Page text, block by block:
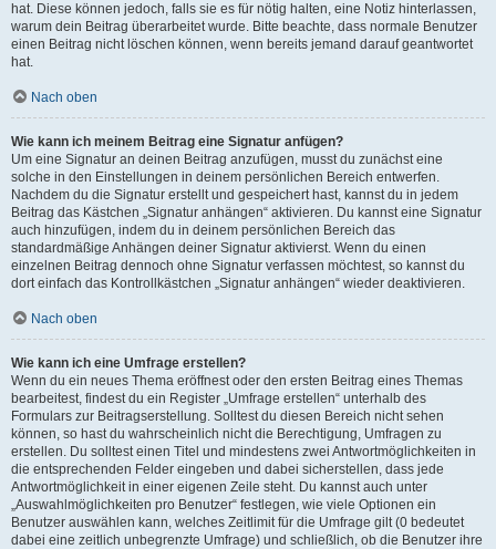
hat. Diese können jedoch, falls sie es für nötig halten, eine Notiz hinterlassen,
warum dein Beitrag überarbeitet wurde. Bitte beachte, dass normale Benutzer
einen Beitrag nicht löschen können, wenn bereits jemand darauf geantwortet
hat.
Nach oben
Wie kann ich meinem Beitrag eine Signatur anfügen?
Um eine Signatur an deinen Beitrag anzufügen, musst du zunächst eine
solche in den Einstellungen in deinem persönlichen Bereich entwerfen.
Nachdem du die Signatur erstellt und gespeichert hast, kannst du in jedem
Beitrag das Kästchen „Signatur anhängen“ aktivieren. Du kannst eine Signatur
auch hinzufügen, indem du in deinem persönlichen Bereich das
standardmäßige Anhängen deiner Signatur aktivierst. Wenn du einen
einzelnen Beitrag dennoch ohne Signatur verfassen möchtest, so kannst du
dort einfach das Kontrollkästchen „Signatur anhängen“ wieder deaktivieren.
Nach oben
Wie kann ich eine Umfrage erstellen?
Wenn du ein neues Thema eröffnest oder den ersten Beitrag eines Themas
bearbeitest, findest du ein Register „Umfrage erstellen“ unterhalb des
Formulars zur Beitragserstellung. Solltest du diesen Bereich nicht sehen
können, so hast du wahrscheinlich nicht die Berechtigung, Umfragen zu
erstellen. Du solltest einen Titel und mindestens zwei Antwortmöglichkeiten in
die entsprechenden Felder eingeben und dabei sicherstellen, dass jede
Antwortmöglichkeit in einer eigenen Zeile steht. Du kannst auch unter
„Auswahlmöglichkeiten pro Benutzer“ festlegen, wie viele Optionen ein
Benutzer auswählen kann, welches Zeitlimit für die Umfrage gilt (0 bedeutet
dabei eine zeitlich unbegrenzte Umfrage) und schließlich, ob die Benutzer ihre